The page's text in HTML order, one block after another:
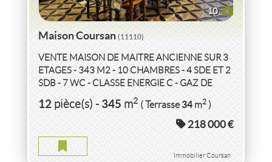
10
Maison Coursan(11110)
VENTE MAISON DE MAITRE ANCIENNE SUR 3
ETAGES - 343 M2 - 10 CHAMBRES - 4 SDE ET 2
SDB - 7 WC - CLASSE ENERGIE C - GAZ DE
VILLE - COURSAN - Bourg sur l'axe Narbonne -
Nissan-lez-Enserune-...
12pièce(s)-345m2 ( Terrasse34m2)
218 000 €
Immobilier Coursan
VENTEMAISON MARSEILLE 12ème (13012)
MAISON MARSEILLE
4pièce(s)-100m2 ( Jardin356m2)